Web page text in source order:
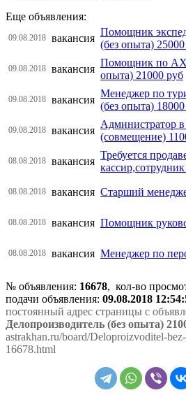
Еще объявления:
09.08.2018 вакансия
Помощник
(без опыта)
09.08.2018 вакансия
Помощник по
опыта) 21000 руб
09.08.2018 вакансия
Менеджер по
(без опыта)
09.08.2018 вакансия
Администратор
(совмещение)
08.08.2018 вакансия
Требуется
кассир,сотрудник
08.08.2018 вакансия Старший
08.08.2018 вакансия Помощник
08.08.2018 вакансия Менеджер по
№ объявления: 16678, кол-во
подачи объявления: 09.08.2018
постоянный адрес страницы с
Делопроизводитель (без опыта)
astrakhan.ru/board/Deloproizvoditel-
16678.html